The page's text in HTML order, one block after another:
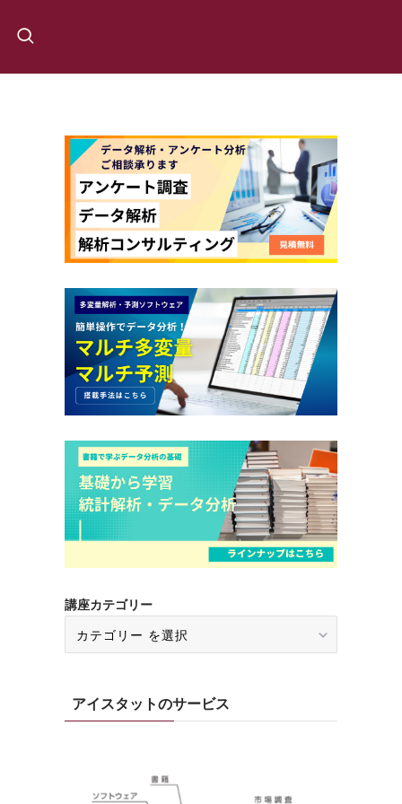
講座カテゴリー
アイスタットのサービス